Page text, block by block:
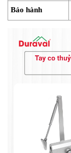
Bảo hành